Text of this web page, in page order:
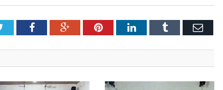
TwitterFacebookGoogle+PinterestLinkedInTumblr Email